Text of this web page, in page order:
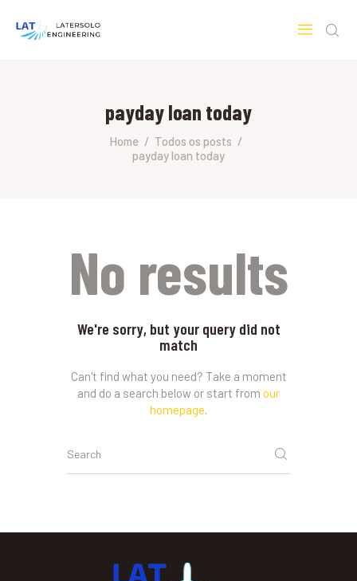
payday loan today
Home
Todos os posts
payday loan today
SOBRE A LATERSOLO
ENGINEERING
No results
We're sorry, but your query did not
match
Can't find what you need? Take a moment
and do a search below or start from our
homepage.